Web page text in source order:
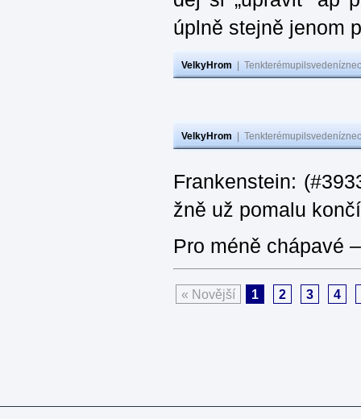
úplně stejně jenom
VelkyHrom
VelkyHrom
Frankenstein:
žně už pomalu
Pro méně chápavé
« Novější 1 2 3 4